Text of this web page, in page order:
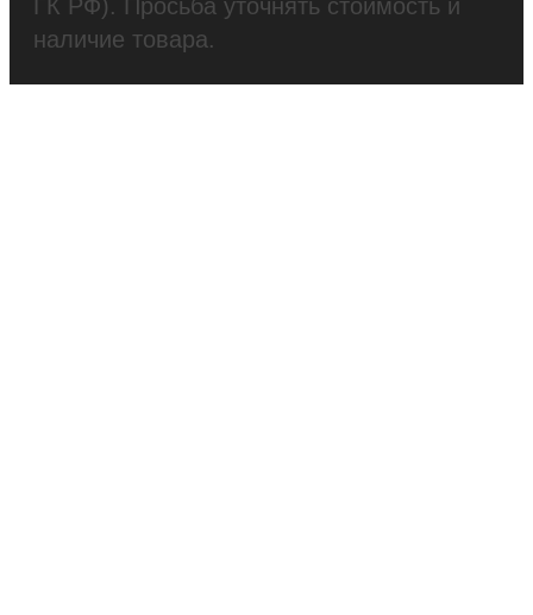
ГК РФ). Просьба уточнять стоимость и
наличие товара.